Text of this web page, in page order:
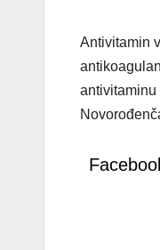
Antivitamin
antivitaminu